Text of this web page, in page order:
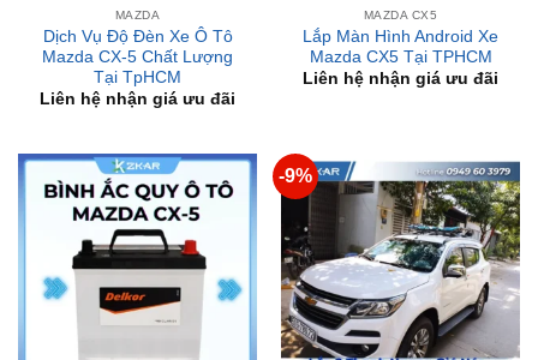
Tại TpHCM
Liên hệ nhận giá ưu đãi
Liên hệ nhận giá ưu đãi
MAZDA CX5